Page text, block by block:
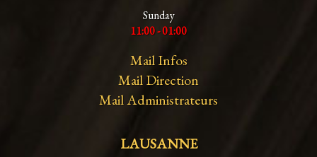
Sunday
11:00 - 01:00
Mail Infos
Mail Direction
Mail Administrateurs
LAUSANNE